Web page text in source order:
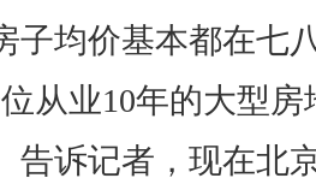
子均价基本都在七
从业10年的大型
告诉记者，现在北